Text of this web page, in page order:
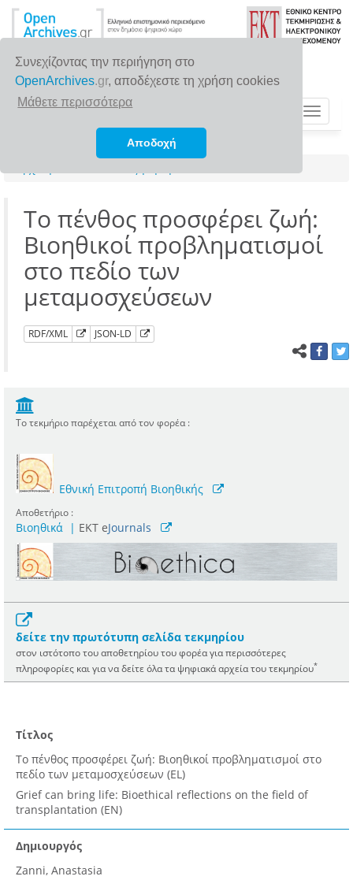
Συνεχίζοντας την περιήγηση στο
OpenArchives.gr, αποδέχεστε τη χρήση cookies
Μάθετε περισσότερα
Αποδοχή
Toggle
Το πένθος προσφέρει ζωή:
Βιοηθικοί προβληματισμοί
στο πεδίο των
μεταμοσχεύσεων
RDF/XML JSON-LD
Το τεκμήριο παρέχεται από τον φορέα :
Εθνική Επιτροπή Βιοηθικής
Αποθετήριο :
Βιοηθικά | ΕΚΤ eJournals
δείτε την πρωτότυπη σελίδα τεκμηρίου
στον ιστότοπο του αποθετηρίου του φορέα για περισσότερες
πληροφορίες και για να δείτε όλα τα ψηφιακά αρχεία του τεκμηρίου*
Τίτλος
Το πένθος προσφέρει ζωή: Βιοηθικοί προβληματισμοί στο
πεδίο των μεταμοσχεύσεων (EL)
Grief can bring life: Bioethical reflections on the field of
transplantation (EN)
Δημιουργός
Zanni, Anastasia